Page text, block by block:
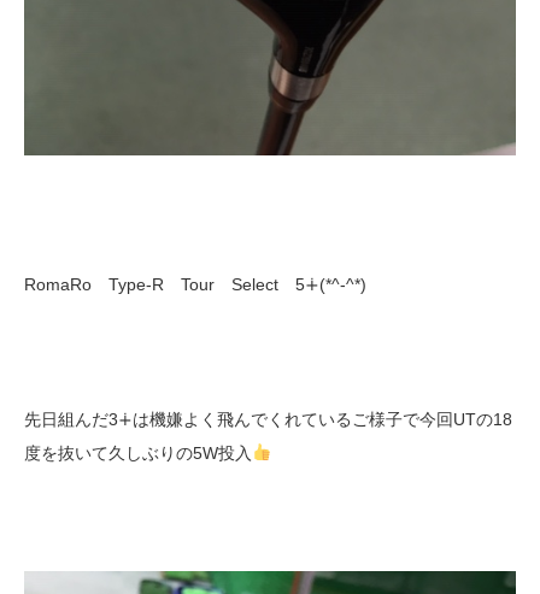
RomaRo Type-R Tour Select 5∔(*^-^*)
先日組んだ3∔は機嫌よく飛んでくれているご様子で今回UTの18
度を抜いて久しぶりの5W投入